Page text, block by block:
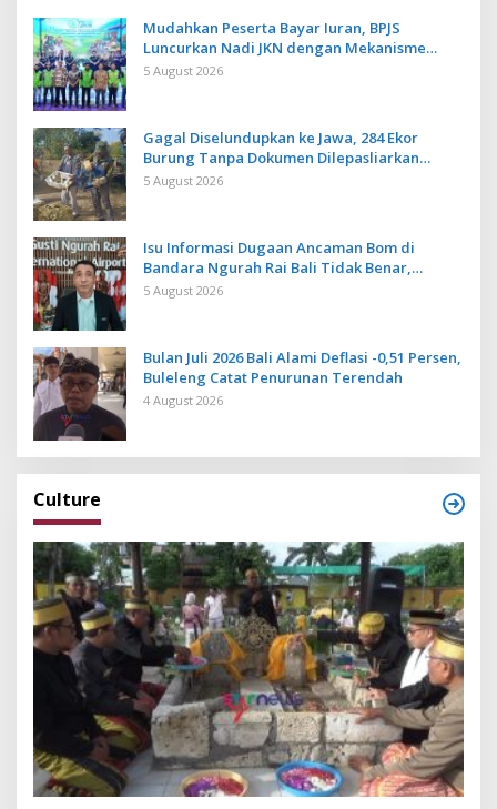
Mudahkan Peserta Bayar Iuran, BPJS
Luncurkan Nadi JKN dengan Mekanisme
Menabung
5 August 2026
Gagal Diselundupkan ke Jawa, 284 Ekor
Burung Tanpa Dokumen Dilepasliarkan
Cegah Ancaman Penyakit
5 August 2026
Isu Informasi Dugaan Ancaman Bom di
Bandara Ngurah Rai Bali Tidak Benar,
Operasional Penerbangan Lancar
5 August 2026
Bulan Juli 2026 Bali Alami Deflasi -0,51 Persen,
Buleleng Catat Penurunan Terendah
4 August 2026
Culture